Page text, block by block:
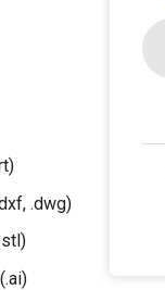
.dwg)